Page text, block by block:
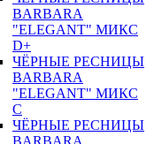
BARBARA
"ELEGANT" МИКС
D+
ЧЁРНЫЕ РЕСНИЦЫ
BARBARA
"ELEGANT" МИКС
С
ЧЁРНЫЕ РЕСНИЦЫ